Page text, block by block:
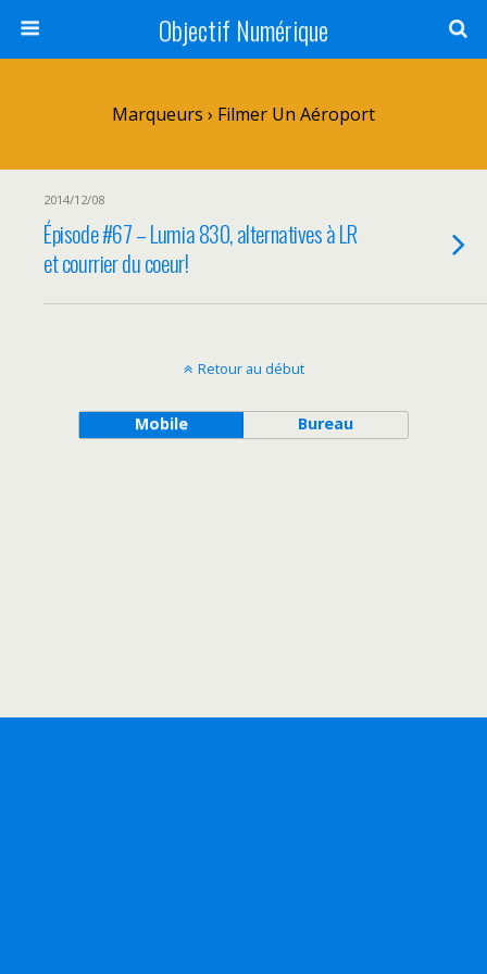
Objectif Numérique
Marqueurs › Filmer Un Aéroport
2014/12/08
Épisode #67 – Lumia 830, alternatives à LR
et courrier du coeur!
Retour au début
Mobile Bureau